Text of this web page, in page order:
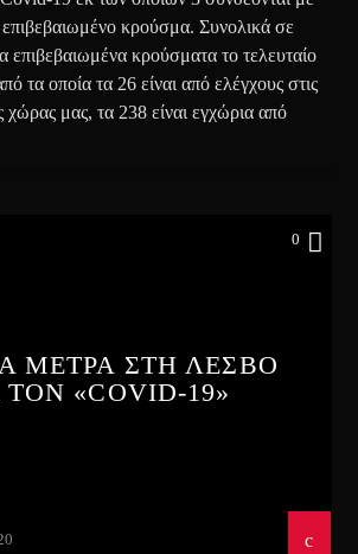
κρούσμα. Συνολικά σε
επιβεβαιωμένα κρούσματα το τελευταίο
τα οποία τα 26 είναι από ελέγχους στις
χώρας μας, τα 238 είναι εγχώρια από
0
ΜΕΤΡΑ ΣΤΗ ΛΕΣΒΟ
ΤΟΝ «COVID-19»